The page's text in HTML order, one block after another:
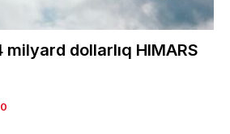
dollarlıq HIMARS